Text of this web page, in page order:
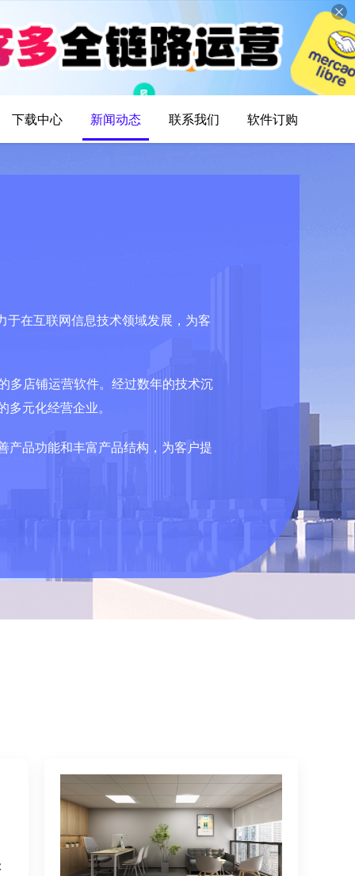
下载中心 新闻动态 联系我们 软件订购
在互联网信息技术领域发展，为客
多店铺运营软件。经过数年的技术沉
元化经营企业。
产品功能和丰富产品结构，为客户提